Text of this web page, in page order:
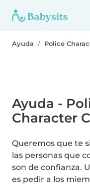
Ayuda Police
Ayuda -
Character
Queremos que te
las personas que
son de confianza.
es pedir a los